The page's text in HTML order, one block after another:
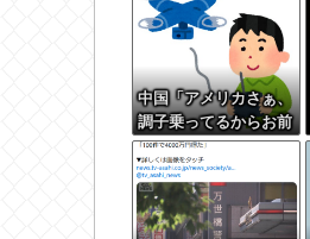
中国「アメリカさぁ、
調子乗ってるからお前
らが頼ってる軍用中国
ドローン輸出禁止する
わw」